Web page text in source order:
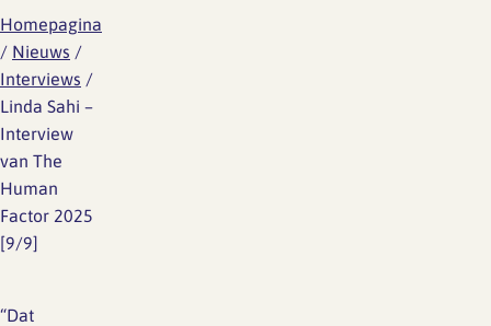
Homepagina
/ Nieuws /
Interviews /
Linda Sahi –
Interview
van The
Human
Factor 2025
[9/9]
“Dat